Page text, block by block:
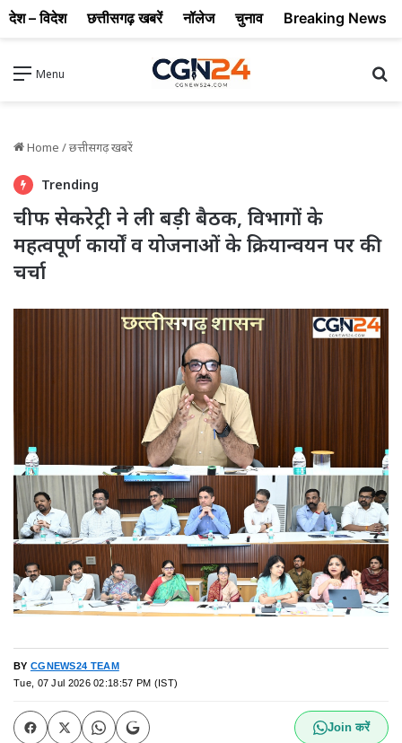
Menu
Home /छत्तीसगढ़ खबरें
Trending
चीफ सेकरेट्री ने ली बड़ी बैठक, विभागों के
महत्वपूर्ण कार्यों व योजनाओं के क्रियान्वयन पर की
चर्चा
BY CGNEWS24 TEAM
Tue, 07 Jul 2026 02:18:57 PM (IST)
Join करें
देश – विदेश छत्तीसगढ़ खबरें नॉलेज चुनाव Breaking News